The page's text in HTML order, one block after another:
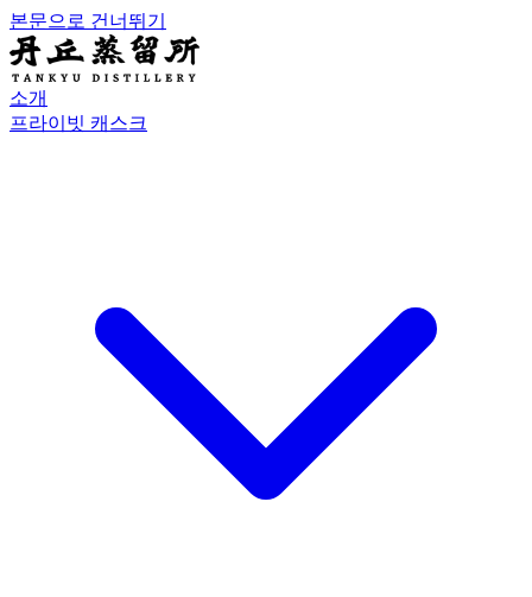
본문으로 건너뛰기
소개
프라이빗 캐스크